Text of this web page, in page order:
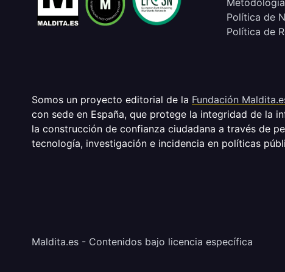
Política de
Política de
Somos un proyecto editorial de la Fundación
con sede en España, que protege la integridad de la
la construcción de confianza ciudadana a través de
tecnología, investigación e incidencia en políticas
Maldita.es - Contenidos bajo licencia específica